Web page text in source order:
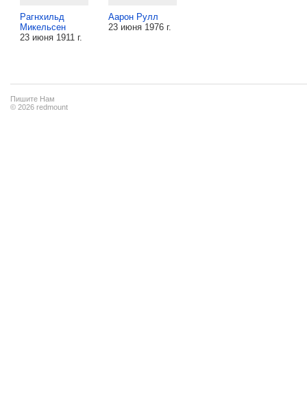
Рагнхильд
Микельсен
23 июня 1911 г.
Аарон Рулл
23 июня 1976 г.
Пишите Нам
© 2026 redmount